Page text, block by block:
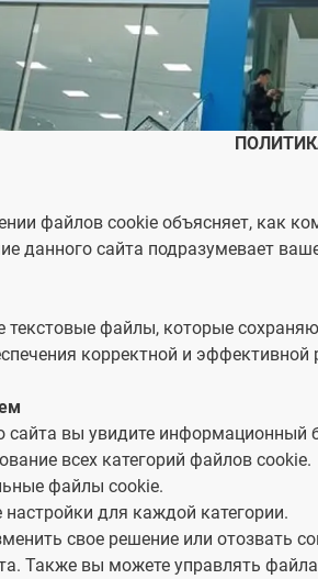
CHERY
Выберите
СЕГОДНЯ
Форма
файлов cookie объясняет, как
данного сайта подразумевает
файлы, которые
корректной и
сайта вы увидите
всех категорий файлов cookie.
файлы cookie.
для каждой категории.
свое решение или отозвать
Также вы можете управлять